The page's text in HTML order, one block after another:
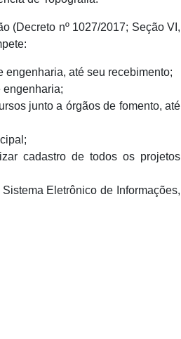
(Decreto nº 1027/2017; Seção VI,
até seu recebimento;
engenharia;
junto a órgãos de fomento, até
cadastro de todos os projetos
Eletrônico de Informações,